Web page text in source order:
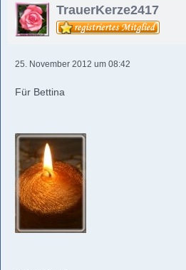
TrauerKerze2417
25. November 2012 um 08:42
Für Bettina